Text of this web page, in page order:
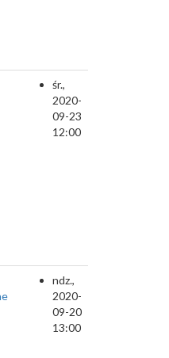
śr.,
2020-
09-23
12:00
ndz.,
2020-
09-20
13:00